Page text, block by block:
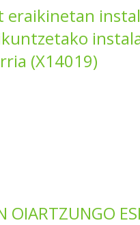
eraikinetan
(X14019)